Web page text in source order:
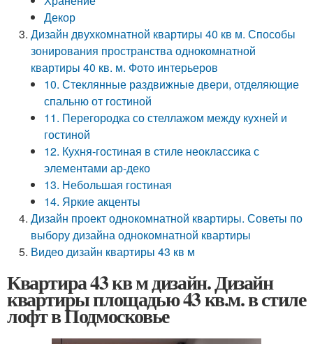
Декор
Дизайн двухкомнатной квартиры 40 кв м. Способы
зонирования пространства однокомнатной
квартиры 40 кв. м. Фото интерьеров
10. Стеклянные раздвижные двери, отделяющие
спальню от гостиной
11. Перегородка со стеллажом между кухней и
гостиной
12. Кухня-гостиная в стиле неоклассика с
элементами ар-деко
13. Небольшая гостиная
14. Яркие акценты
Дизайн проект однокомнатной квартиры. Советы по
выбору дизайна однокомнатной квартиры
Видео дизайн квартиры 43 кв м
Квартира 43 кв м дизайн. Дизайн
квартиры площадью 43 кв.м. в стиле
лофт в Подмосковье